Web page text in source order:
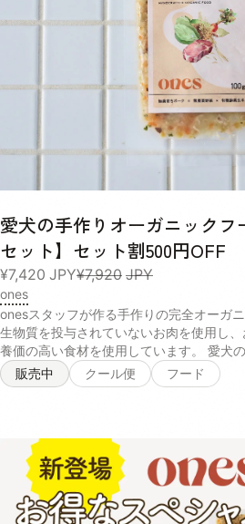
の健康を維持します。 【ヤギ乳、にんじ
ラサキ芋パウダー、ポークパウダー、イ
Yellow さつまいもやかぼちゃの自然な甘
りのスープ。葛のサポニンやクランベリ
の腎臓や尿路の健康を保ちます。 【サツ
ちゃパウダー、小豆パウダー、ホエイパ
濃縮果汁、マルトデキストリン(一部に乳
旨味たっぷり！北海道産昆布とチーズの
パイヤ酵素や乳酸菌、食物繊維が愛犬の
パイヤ末、マイタケ子実体パウダー(一部
の散歩をサポートするカルシウムなどの
ープ。コラーゲンペプチドとアセチルグル
康維持や、愛犬の元気をサポートします。
マッシュポテトパウダー、フィッシュコ
ルグルコサミン、ホワイトキクラゲ抽出
4.9% 5.6% 4.5% 粗い白質 13.7% 11.9%
1.6% 14.4% 2.5% 粗繊維 1.9% 2.4% 3.8%
12.4% 2.9% リン 600mg/40g 352mg/
熱量 158kcal/40g 148kcal/40g
40g×1パック 賞味期限 / 保存方法 未開封
を考える量は違います。 愛犬の身体の状
いる水分を補うように考慮して量を調整
水分量/1日 推奨給与量/月 超小型犬小型犬
440ml〜1010ml 2セット 大型犬超大型犬
愛犬の手作りオーガニックフ
セット】セット割500円OFF
¥7,420 JPY¥7,920 JPY
ones
onesスタッフが作る手作りの完全オーガ
生物質を投与されていないお肉を使用し
養価の高い食材を使用しています。 愛犬
るだけ排除したい、化学的な農薬への配慮
ていないので安心して与えることができま
で愛犬の食欲をUPさせるので偏食、少食
どでぜひ、与えてみてください！ 商品名
100g 原材料 【チキン×玄米】とり胸肉（
培米）, 舞茸（有機農産物）, 大根（有機
小松菜（有機農産物）, 椎茸どんこ（天日
販売中 クール便 フード